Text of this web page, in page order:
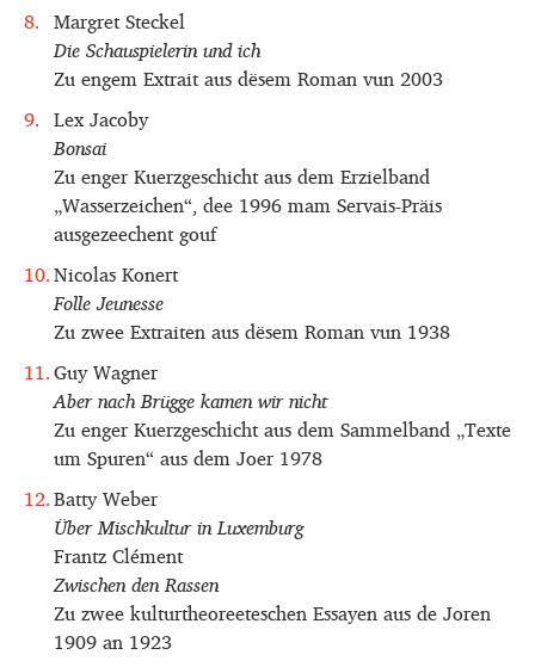
Margret Steckel
Die Schauspielerin und ich
Zu engem Extrait aus dësem Roman vun 2003
Lex Jacoby
Bonsai
Zu enger Kuerzgeschicht aus dem Erzielband
„Wasserzeichen“, dee 1996 mam Servais-Präis
ausgezeechent gouf
Nicolas Konert
Folle Jeunesse
Zu zwee Extraiten aus dësem Roman vun 1938
Guy Wagner
Aber nach Brügge kamen wir nicht
Zu enger Kuerzgeschicht aus dem Sammelband „Texte
um Spuren“ aus dem Joer 1978
Batty Weber
Über Mischkultur in Luxemburg
Frantz Clément
Zwischen den Rassen
Zu zwee kulturtheoreeteschen Essayen aus de Joren
1909 an 1923